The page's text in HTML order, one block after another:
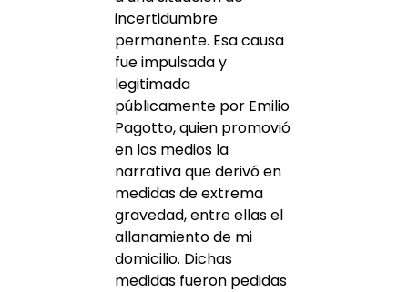
incertidumbre
permanente. Esa causa
fue impulsada y
legitimada
públicamente por Emilio
Pagotto, quien promovió
en los medios la
narrativa que derivó en
medidas de extrema
gravedad, entre ellas el
allanamiento de mi
domicilio. Dichas
medidas fueron pedidas